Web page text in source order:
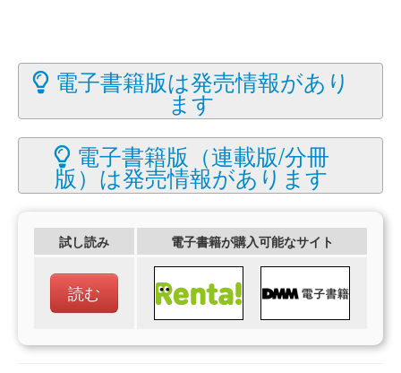
電子書籍版は発売情報があり
ます
電子書籍版（連載版/分冊
版）は発売情報があります
試し読み 電子書籍が購入可能なサイト
読む